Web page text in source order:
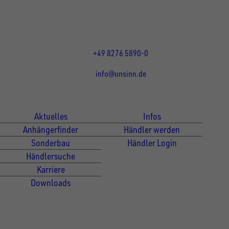
+49 8276 5890-0
info@unsinn.de
Aktuelles
Anhängerfinder
Sonderbau
Händlersuche
Karriere
Downloads
Infos
Händler werden
Händler Login